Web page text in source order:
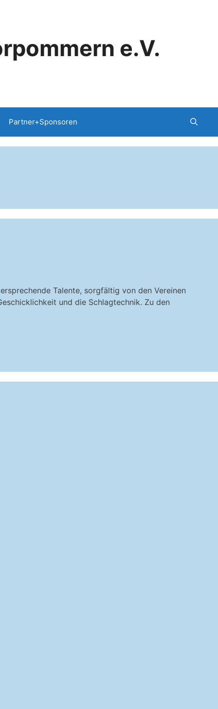
e.V.
Partner+Sponsoren
Talente, sorgfältig von den Vereinen
und die Schlagtechnik. Zu den